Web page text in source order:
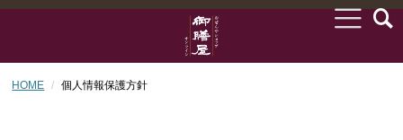
HOME 個人情報保護方針